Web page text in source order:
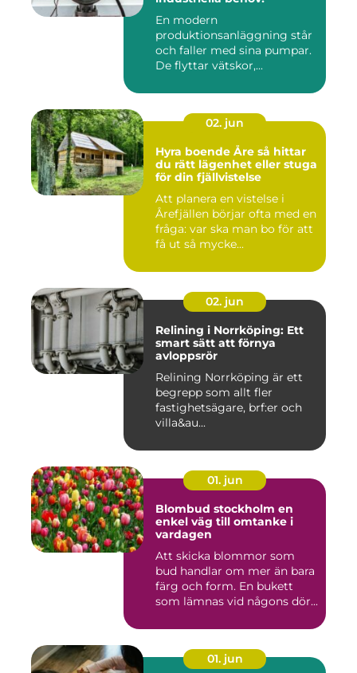
En modern
produktionsanläggning står
och faller med sina pumpar.
De flyttar vätskor,...
02. jun
Hyra boende Åre så hittar
du rätt lägenhet eller stuga
för din fjällvistelse
Att planera en vistelse i
Årefjällen börjar ofta med en
fråga: var ska man bo för att
få ut så mycke...
02. jun
Relining i Norrköping: Ett
smart sätt att förnya
avloppsrör
Relining Norrköping är ett
begrepp som allt fler
fastighetsägare, brf:er och
villa&au...
01. jun
Blombud stockholm en
enkel väg till omtanke i
vardagen
Att skicka blommor som
bud handlar om mer än bara
färg och form. En bukett
som lämnas vid någons dör...
01. jun